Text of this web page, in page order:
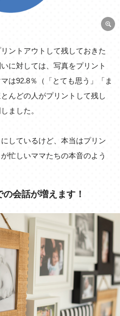
ントアウトして残しておきた
に対しては、写真をプリント
は92.8％（「とても思う」「ま
んどの人がプリントして残し
ました。
しているけど、本当はプリン
忙しいママたちの本音のよう
会話が増えます！